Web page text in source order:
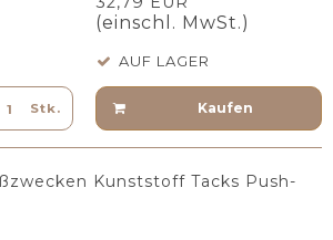
(einschl. MwSt.)
AUF LAGER
Stk. Kaufen
Kunststoff Tacks Push-